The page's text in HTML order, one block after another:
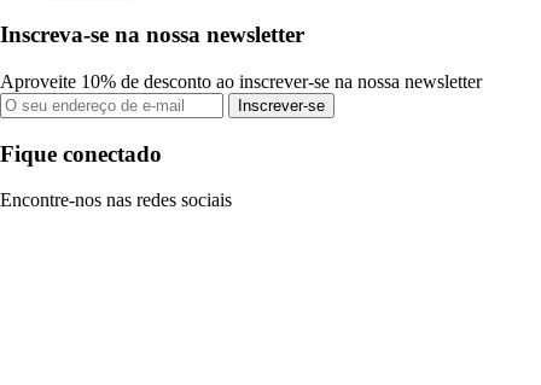
Inscreva-se na nossa newsletter
Aproveite 10% de desconto ao inscrever-se na nossa newsletter
Inscrever-se
Fique conectado
Encontre-nos nas redes sociais